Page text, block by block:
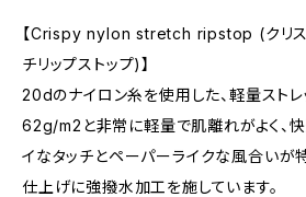
【Crispy nylon stretch ripstop (クリス
チリップストップ)】
20dのナイロン糸を使用した、軽量ストレ
62g/m2と非常に軽量で肌離れがよく、
イなタッチとペーパーライクな風合いが
仕上げに強撥水加工を施しています。